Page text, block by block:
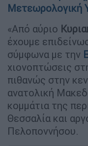
Μετεωρολογική
«Από αύριο
έχουμε
σύμφωνα με την
χιονοπτώσεις
πιθανώς στην
ανατολική
κομμάτια της
Θεσσαλία και
Πελοποννήσου.